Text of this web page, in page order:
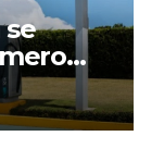
se